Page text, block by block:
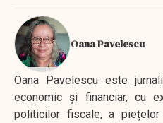
Oana Pavelescu
Oana Pavelescu este
economic și financiar, cu
politicilor fiscale, a